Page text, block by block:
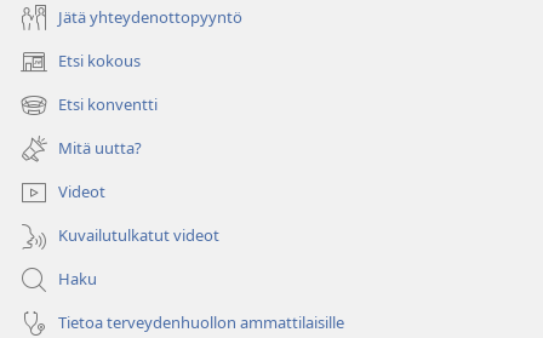
Jätä yhteydenottopyyntö
Etsi kokous
(avaa
uuden
ikkunan)
Etsi konventti
(avaa
uuden
ikkunan)
Mitä uutta?
Videot
Kuvailutulkatut videot
Haku
Tietoa terveydenhuollon ammattilaisille